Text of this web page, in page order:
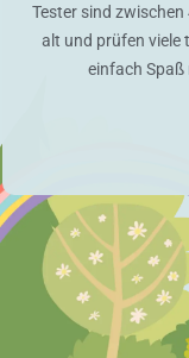
Tester sind
alt und prüfen viele
einfach Spaß